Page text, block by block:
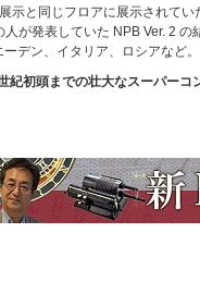
示と同じフロアに展示されて
が発表していた NPB Ver. 2
デン、イタリア、ロシアなど。
初頭までの壮大なスーパー